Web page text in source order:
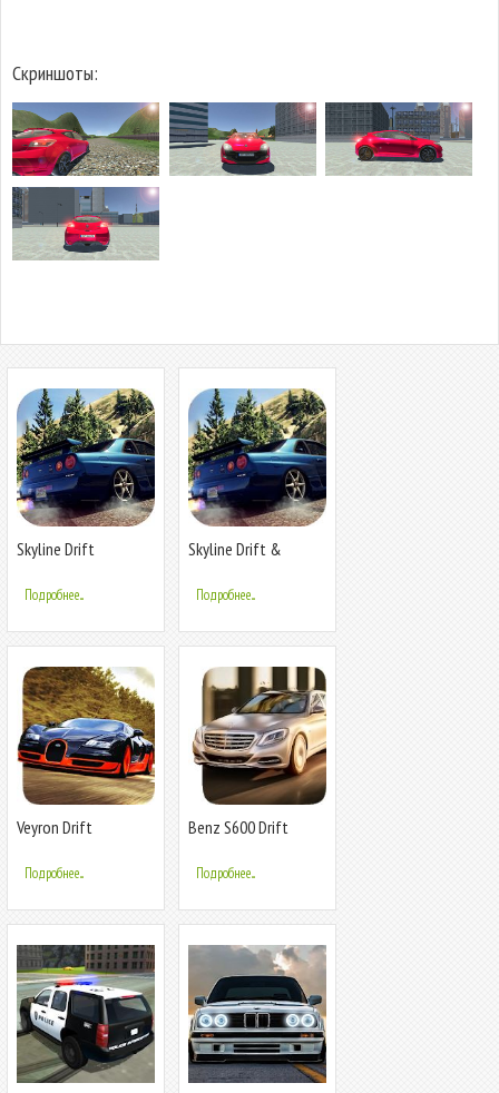
Скриншоты:
Skyline Drift
Подробнее...
Skyline Drift &
Подробнее...
Veyron Drift
Подробнее...
Benz S600 Drift
Подробнее...